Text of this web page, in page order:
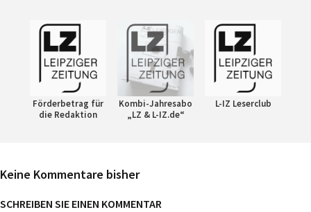
Förderbetrag für
die Redaktion
Kombi-Jahresabo
„LZ & L-IZ.de“
L-IZ Leserclub
Keine Kommentare bisher
SCHREIBEN SIE EINEN KOMMENTAR